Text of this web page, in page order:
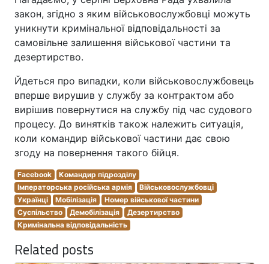
закон, згідно з яким військовослужбовці можуть
уникнути кримінальної відповідальності за
самовільне залишення військової частини та
дезертирство.
Йдеться про випадки, коли військовослужбовець
вперше вирушив у службу за контрактом або
вирішив повернутися на службу під час судового
процесу. До винятків також належить ситуація,
коли командир військової частини дає свою
згоду на повернення такого бійця.
Facebook
Командир підрозділу
Імператорська російська армія
Військовослужбовці
Українці
Мобілізація
Номер військової частини
Суспільство
Демобілізація
Дезертирство
Кримінальна відповідальність
Related posts